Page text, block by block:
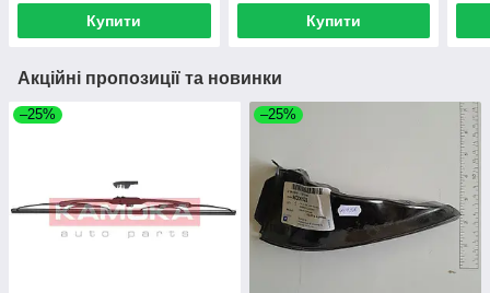
Купити Купити
Акційні пропозиції та новинки
–25% –25%